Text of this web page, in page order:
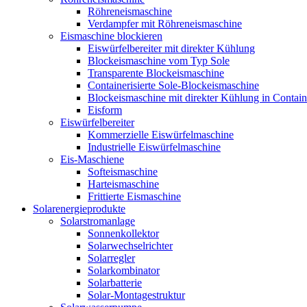
Röhreneismaschine
Verdampfer mit Röhreneismaschine
Eismaschine blockieren
Eiswürfelbereiter mit direkter Kühlung
Blockeismaschine vom Typ Sole
Transparente Blockeismaschine
Containerisierte Sole-Blockeismaschine
Blockeismaschine mit direkter Kühlung in
Eisform
Eiswürfelbereiter
Kommerzielle Eiswürfelmaschine
Industrielle Eiswürfelmaschine
Eis-Maschiene
Softeismaschine
Harteismaschine
Frittierte Eismaschine
Solarenergieprodukte
Solarstromanlage
Sonnenkollektor
Solarwechselrichter
Solarregler
Solarkombinator
Solarbatterie
Solar-Montagestruktur